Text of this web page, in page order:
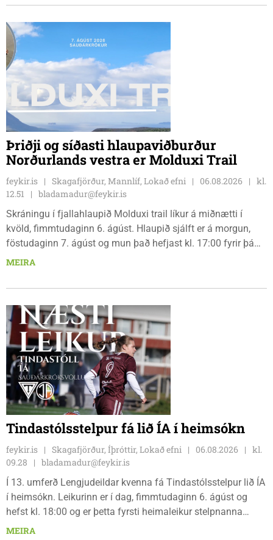
Dagbjörtu Sísí Einarsdóttur, sem er nýkrýndur klúbbmeistari
Þriðji og síðasti hlaupaviðburður
Norðurlands vestra er Molduxi Trail
feykir.is Skagafjörður, Mannlíf, Lokað efni 06.08.2026
kl.
12.51
bladamadur@feykir.is
Skráningu í fjallahlaupið Molduxi trail líkur á miðnætti í
kvöld, fimmtudaginn 6. ágúst. Hlaupið sjálft er á morgun,
föstudaginn 7. ágúst og mun það hefjast kl. 17:00 fyrir þá
keppendur sem ætla sér 20 km em kl. 18:00 fyrir 12 km
fjölbrautaskólans en þar er líka komið í mark þannig
styðja hlauparana áfram.
MEIRA
Tindastólsstelpur fá lið ÍA í heimsókn
feykir.is Skagafjörður, Íþróttir, Lokað efni 06.08.2026
kl.
09.28
bladamadur@feykir.is
Í 13. umferð Lengjudeildar kvenna fá Tindastólsstelpur lið ÍA
í heimsókn. Leikurinn er í dag, fimmtudaginn 6. ágúst og
hefst kl. 18:00 og er þetta fyrsti heimaleikur stelpnanna
síðan 18. júlí. Spáin fyrir leikinn er fín, lítil háttar rigning og
MEIRA